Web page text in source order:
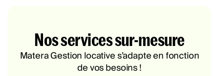
Nos services sur-mesure
Matera Gestion locative s’adapte en fonction
de vos besoins !